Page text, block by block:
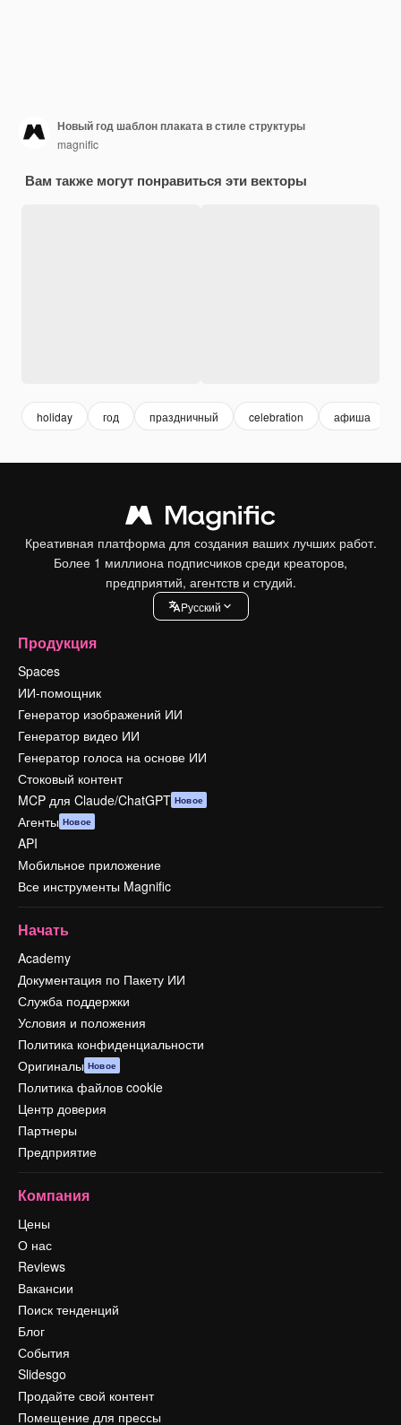
Новый год шаблон плаката в стиле структуры
magnific
Вам также могут понравиться эти векторы
holiday год праздничный celebration афиша
Креативная платформа для создания ваших лучших работ.
Более 1 миллиона подписчиков среди креаторов,
предприятий, агентств и студий.
Pусский
Продукция
Spaces
ИИ-помощник
Генератор изображений ИИ
Генератор видео ИИ
Генератор голоса на основе ИИ
Стоковый контент
MCP для Claude/ChatGPT Новое
Агенты Новое
API
Мобильное приложение
Все инструменты Magnific
Начать
Academy
Документация по Пакету ИИ
Служба поддержки
Условия и положения
Политика конфиденциальности
Оригиналы Новое
Политика файлов cookie
Центр доверия
Партнеры
Предприятие
Компания
Цены
О нас
Reviews
Вакансии
Поиск тенденций
Блог
События
Slidesgo
Продайте свой контент
Помещение для прессы